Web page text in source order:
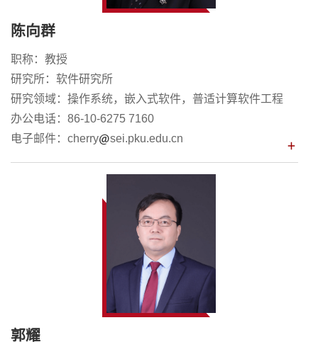
陈向群
职称：教授
研究所：软件研究所
研究领域：操作系统，嵌入式软件，普适计算软件工程
办公电话：86-10-6275 7160
电子邮件：cherry
sei.pku.edu.cn
郭耀